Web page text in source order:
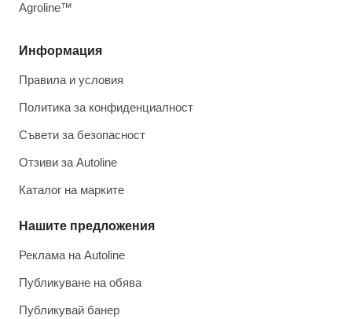
Информация
Правила и условия
Политика за конфиденциалност
Съвети за безопасност
Отзиви за Autoline
Каталог на марките
Нашите предложения
Реклама на Autoline
Публикуване на обява
Публикувай банер
Agroline™